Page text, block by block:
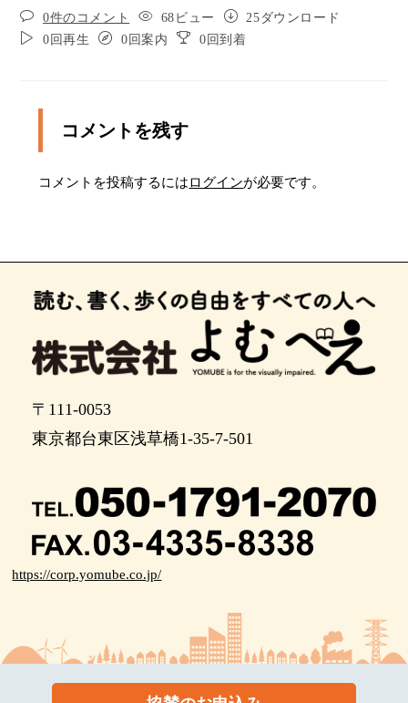
ポイント9
渡り終わったら、そのまま４０メートルほどまっ
渡り終わったら、そのまま30メートルほどまっす
ぐ進むと左手が目的地です
ポイント17
高円寺南保育園の前です。左に曲がって敷地の中
に入り、すぐ右に曲がって正面の門をとおると左
手が建物の入口です
0件のコメント
68ビュー
25ダウンロード
0回再生
0回案内 0回到着
コメントを残す
コメントを投稿するにはログインが必要です。
〒111-0053
東京都台東区浅草橋1-35-7-501
https://corp.yomube.co.jp/